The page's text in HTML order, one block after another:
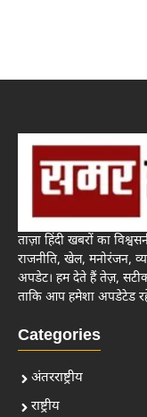
ताज़ा हिंदी खबरों का
राजनीति, खेल, मनोरंजन,
अपडेट। हम देते हैं तेज़,
ताकि आप हमेशा अपडेटेड
Categories
अंतरराष्ट्रीय
राष्ट्रीय